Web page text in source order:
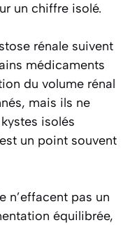
un chiffre isolé.
rénale suivent
médicaments
du volume rénal
mais ils ne
isolés
un point souvent
n’effacent pas un
équilibrée,